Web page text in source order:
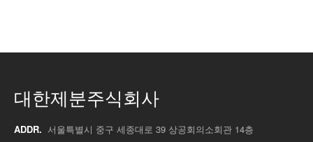
대한제분주식회사
ADDR. 서울특별시 중구 세종대로 39 상공회의소회관 14층